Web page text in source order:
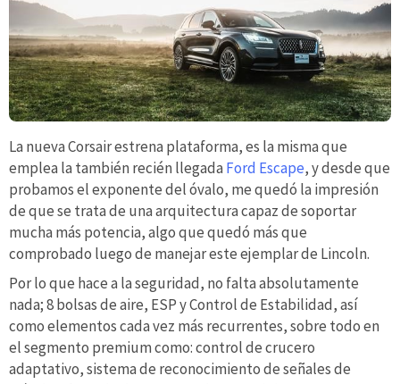
La nueva Corsair estrena plataforma, es la misma que
emplea la también recién llegada Ford Escape, y desde que
probamos el exponente del óvalo, me quedó la impresión
de que se trata de una arquitectura capaz de soportar
mucha más potencia, algo que quedó más que
comprobado luego de manejar este ejemplar de Lincoln.
Por lo que hace a la seguridad, no falta absolutamente
nada; 8 bolsas de aire, ESP y Control de Estabilidad, así
como elementos cada vez más recurrentes, sobre todo en
el segmento premium como: control de crucero
adaptativo, sistema de reconocimiento de señales de